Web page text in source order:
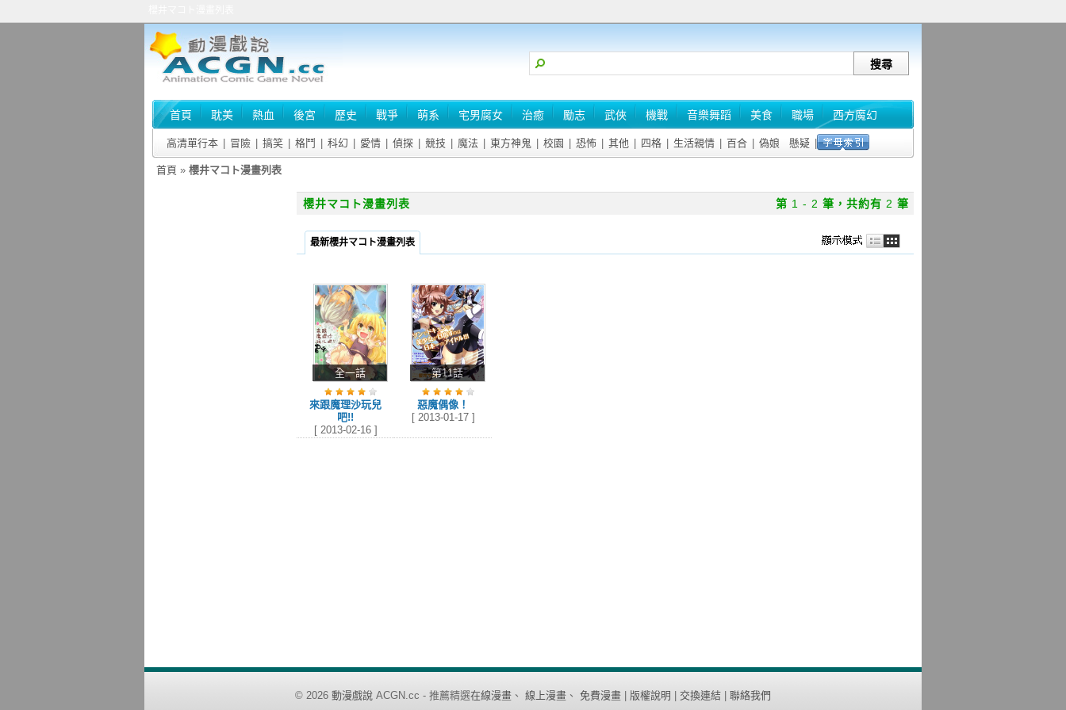
首頁 耽美 熱血 後宮 歷史 戰爭 萌系 宅男腐女 治癒 勵志 武俠 機戰 音樂舞蹈 美食 職場 西方魔幻
高清單行本 冒險 搞笑 格鬥 科幻 愛情 偵探 競技 魔法 東方神鬼 校園 恐怖 其他 四格 生活親情 百合 偽娘 懸疑
首頁 » 櫻井マコト漫畫列表
櫻井マコト漫畫列表 第 1 - 2 筆，共約有 2 筆
最新櫻井マコト漫畫列表
全一話
來跟魔理沙玩兒
吧!!
[ 2013-02-16 ]
第11話
惡魔偶像！
[ 2013-01-17 ]
© 2026 動漫戲說 ACGN.cc - 推薦精選在線漫畫 、 線上漫畫 、 免費漫畫 版權說明 交換連結 聯絡我們